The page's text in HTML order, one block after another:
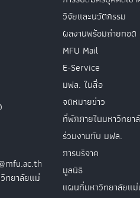
ทยาลัยแม่
วิจัยและนวัตกรรม
ผลงานพร้อมถ่ายทอด
MFU Mail
E-Service
มฟล. ในสื่อ
จดหมายข่าว
ที่พักภายในมหาวิทยา
ร่วมงานกับ มฟล.
การบริจาค
มูลนิธิ
แผนที่มหาวิทยาลัยแ